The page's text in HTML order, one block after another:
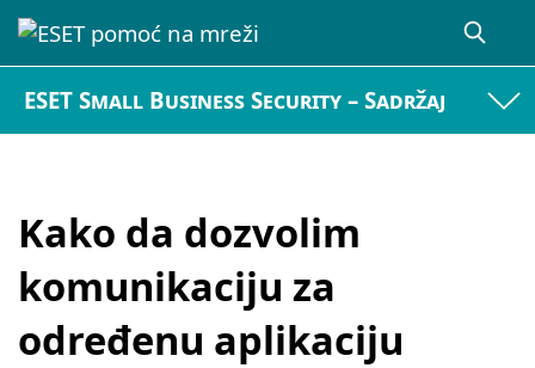
ESET Small Business Security – Sadržaj
Kako da dozvolim
komunikaciju za
određenu aplikaciju